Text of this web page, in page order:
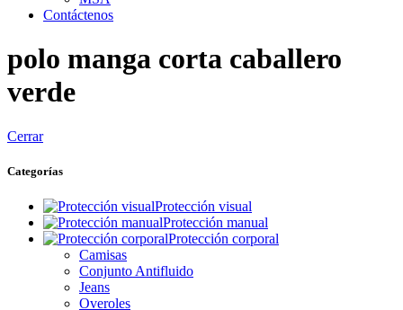
Contáctenos
polo manga corta caballero
verde
Cerrar
Categorías
Protección visual
Protección manual
Protección corporal
Camisas
Conjunto Antifluido
Jeans
Overoles